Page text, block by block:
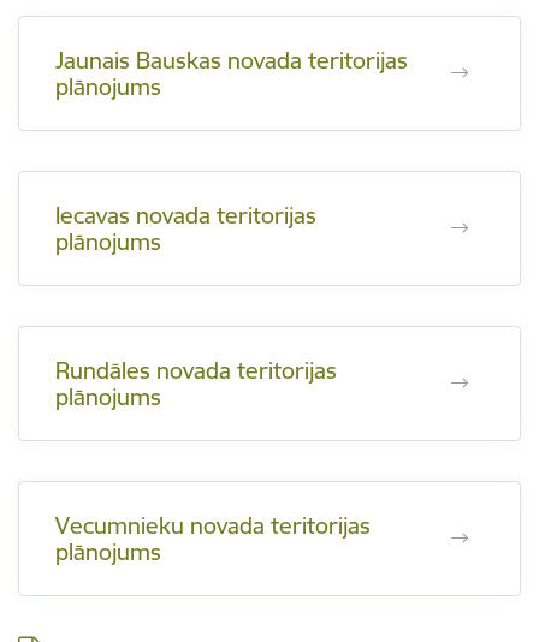
Jaunais Bauskas novada teritorijas
plānojums
Iecavas novada teritorijas
plānojums
Rundāles novada teritorijas
plānojums
Vecumnieku novada teritorijas
plānojums